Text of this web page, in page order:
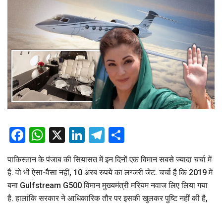
Facebook
WhatsApp
X LinkedIn
Telegram
पाकिस्तान के पंजाब की सियासत में इन दिनों एक विमान सबसे ज्यादा चर्चा में
है. वो भी ऐसा-वैसा नहीं, 10 अरब रुपये का लग्जरी जेट. चर्चा है कि 2019 में
बना Gulfstream G500 विमान मुख्यमंत्री मरियम नवाज लिए लिया गया
है. हालांकि सरकार ने आधिकारिक तौर पर इसकी खुलकर पुष्टि नहीं की है,